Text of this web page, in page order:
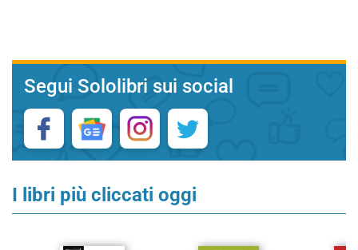
Segui Sololibri sui social
I libri più cliccati oggi